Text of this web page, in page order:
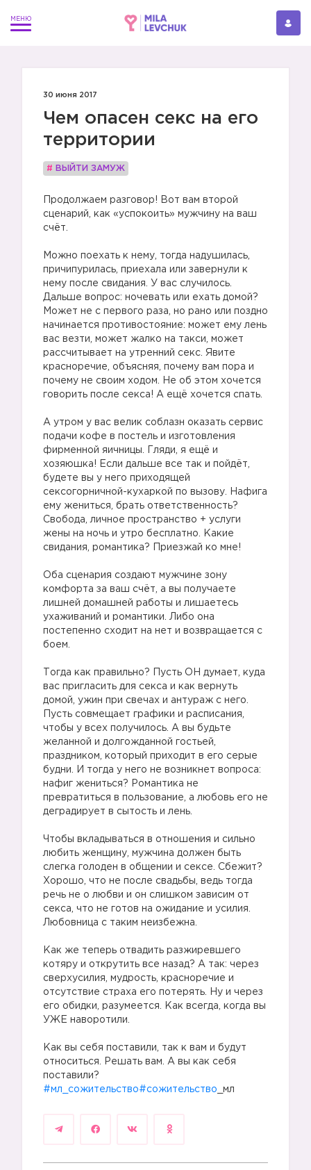
30 июня 2017
Чем опасен секс на его
территории
# ВЫЙТИ ЗАМУЖ
Продолжаем разговор! Вот вам второй
сценарий, как «успокоить» мужчину на ваш
счёт.
Можно поехать к нему, тогда надушилась,
причипурилась, приехала или завернули к
нему после свидания. У вас случилось.
Дальше вопрос: ночевать или ехать домой?
Может не с первого раза, но рано или поздно
начинается противостояние: может ему лень
вас везти, может жалко на такси, может
рассчитывает на утренний секс. Явите
красноречие, объясняя, почему вам пора и
почему не своим ходом. Не об этом хочется
говорить после секса! А ещё хочется спать.
А утром у вас велик соблазн оказать сервис
подачи кофе в постель и изготовления
фирменной яичницы. Гляди, я ещё и
хозяюшка! Если дальше все так и пойдёт,
будете вы у него приходящей
сексогорничной-кухаркой по вызову. Нафига
ему жениться, брать ответственность?
Свобода, личное пространство + услуги
жены на ночь и утро бесплатно. Какие
свидания, романтика? Приезжай ко мне!
Оба сценария создают мужчине зону
комфорта за ваш счёт, а вы получаете
лишней домашней работы и лишаетесь
ухаживаний и романтики. Либо она
постепенно сходит на нет и возвращается с
боем.
Тогда как правильно? Пусть ОН думает, куда
вас пригласить для секса и как вернуть
домой, ужин при свечах и антураж с него.
Пусть совмещает графики и расписания,
чтобы у всех получилось. А вы будьте
желанной и долгожданной гостьей,
праздником, который приходит в его серые
будни. И тогда у него не возникнет вопроса:
нафиг жениться? Романтика не
превратиться в пользование, а любовь его не
деградирует в сытость и лень.
Чтобы вкладываться в отношения и сильно
любить женщину, мужчина должен быть
слегка голоден в общении и сексе. Сбежит?
Хорошо, что не после свадьбы, ведь тогда
речь не о любви и он слишком зависим от
секса, что не готов на ожидание и усилия.
Любовница с таким неизбежна.
Как же теперь отвадить разжиревшего
котяру и открутить все назад? А так: через
сверхусилия, мудрость, красноречие и
отсутствие страха его потерять. Ну и через
его обидки, разумеется. Как всегда, когда вы
УЖЕ наворотили.
Как вы себя поставили, так к вам и будут
относиться. Решать вам. А вы как себя
поставили?
#мл_сожительство#сожительство _мл